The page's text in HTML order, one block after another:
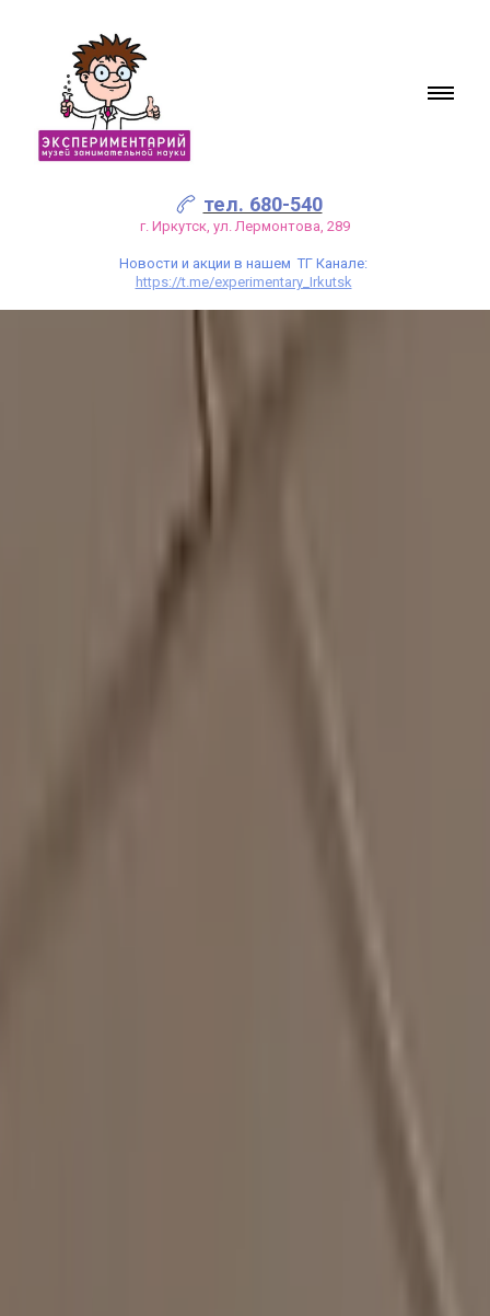
тел. 680-540
г. Иркутск, ул. Лермонтова, 289
Новости и акции в нашем ТГ Канале:
https://t.me/experimentary_Irkutsk